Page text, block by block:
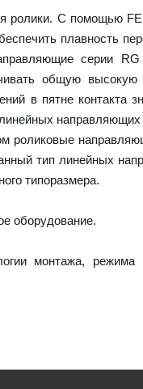
ролики. С помощью
плавность
серии
общую высокую
в пятне контакта
направляющих
роликовые
тип линейных
типоразмера.
оборудование.
монтажа, режима